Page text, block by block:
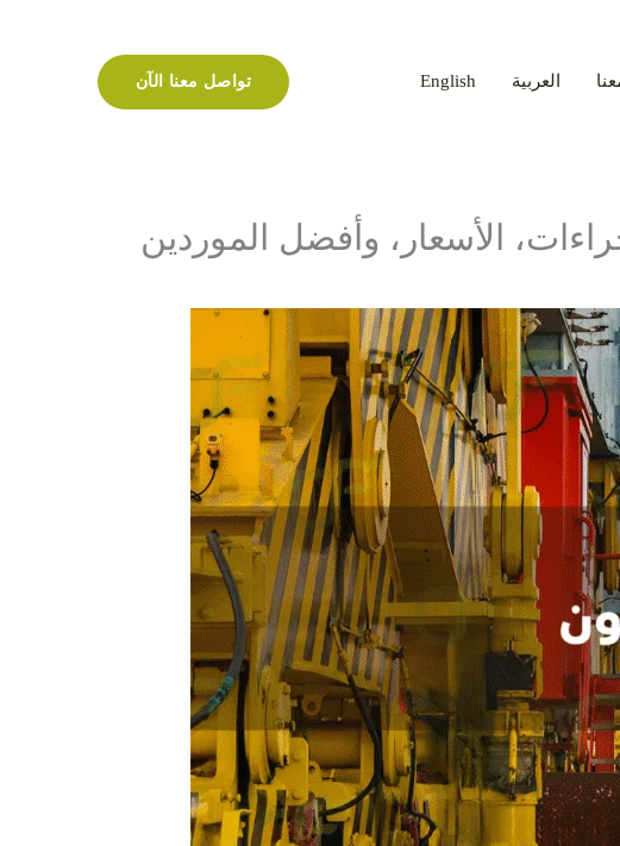
العربية English تواصل معنا الآن